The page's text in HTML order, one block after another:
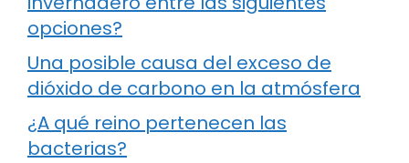
opciones?
Una posible causa del exceso de
dióxido de carbono en la atmósfera
¿A qué reino pertenecen las
bacterias?